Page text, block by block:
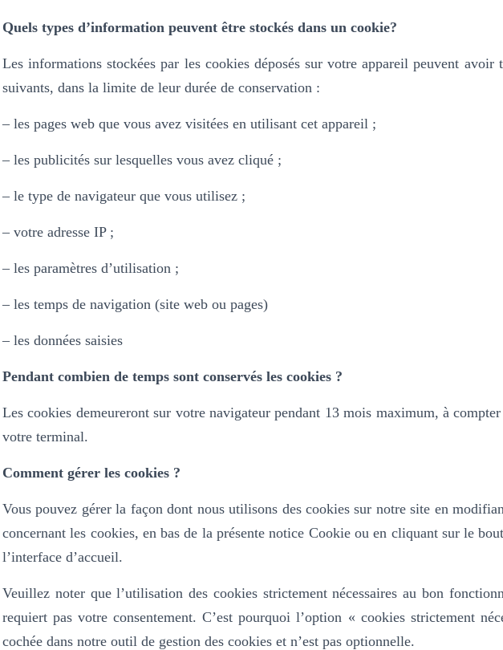
Quels types d’information peuvent être stockés dans un cookie?
Les informations stockées par les cookies déposés sur votre appareil peuvent avoir
suivants, dans la limite de leur durée de conservation :
– les pages web que vous avez visitées en utilisant cet appareil ;
– les publicités sur lesquelles vous avez cliqué ;
– le type de navigateur que vous utilisez ;
– votre adresse IP ;
– les paramètres d’utilisation ;
– les temps de navigation (site web ou pages)
– les données saisies
Pendant combien de temps sont conservés les cookies ?
Les cookies demeureront sur votre navigateur pendant 13 mois maximum, à
votre terminal.
Comment gérer les cookies ?
Vous pouvez gérer la façon dont nous utilisons des cookies sur notre site en
concernant les cookies, en bas de la présente notice Cookie ou en cliquant sur le
l’interface d’accueil.
Veuillez noter que l’utilisation des cookies strictement nécessaires au bon
requiert pas votre consentement. C’est pourquoi l’option « cookies strictement
cochée dans notre outil de gestion des cookies et n’est pas optionnelle.